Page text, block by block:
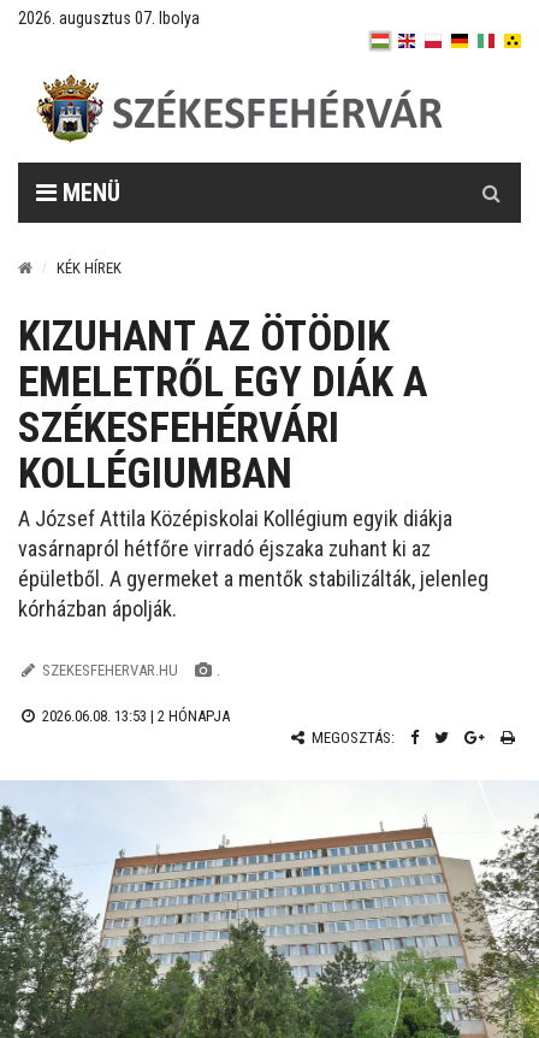
2026. augusztus 07. Ibolya
MENÜ
KÉK HÍREK
KIZUHANT AZ ÖTÖDIK
EMELETRŐL EGY DIÁK A
SZÉKESFEHÉRVÁRI
KOLLÉGIUMBAN
A József Attila Középiskolai Kollégium egyik diákja
vasárnapról hétfőre virradó éjszaka zuhant ki az
épületből. A gyermeket a mentők stabilizálták, jelenleg
kórházban ápolják.
SZEKESFEHERVAR.HU .
2026.06.08. 13:53 | 2 HÓNAPJA
MEGOSZTÁS: